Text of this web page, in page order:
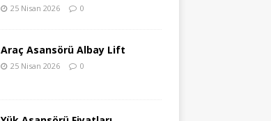
25 Nisan 2026 0
Araç Asansörü Albay Lift
25 Nisan 2026 0